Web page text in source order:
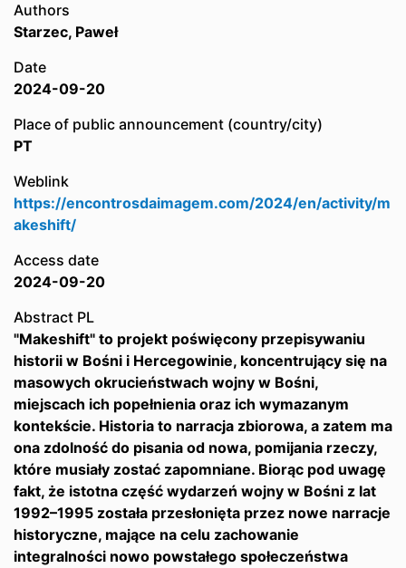
Authors
Starzec, Paweł
Date
2024-09-20
Place of public announcement (country/city)
PT
Weblink
https://encontrosdaimagem.com/2024/en/activity/m
akeshift/
Access date
2024-09-20
Abstract PL
"Makeshift" to projekt poświęcony przepisywaniu
historii w Bośni i Hercegowinie, koncentrujący się na
masowych okrucieństwach wojny w Bośni,
miejscach ich popełnienia oraz ich wymazanym
kontekście. Historia to narracja zbiorowa, a zatem ma
ona zdolność do pisania od nowa, pomijania rzeczy,
które musiały zostać zapomniane. Biorąc pod uwagę
fakt, że istotna część wydarzeń wojny w Bośni z lat
1992–1995 została przesłonięta przez nowe narracje
historyczne, mające na celu zachowanie
integralności nowo powstałego społeczeństwa